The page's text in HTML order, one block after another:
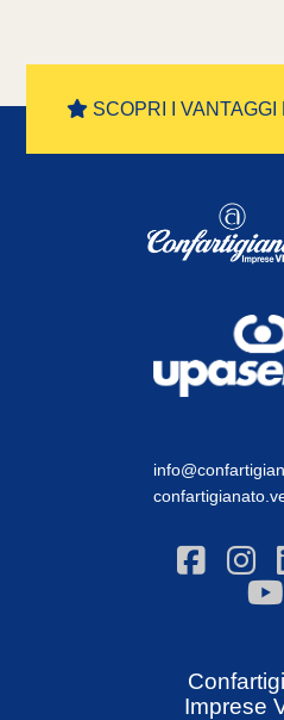
SCOPRI I
Imprese